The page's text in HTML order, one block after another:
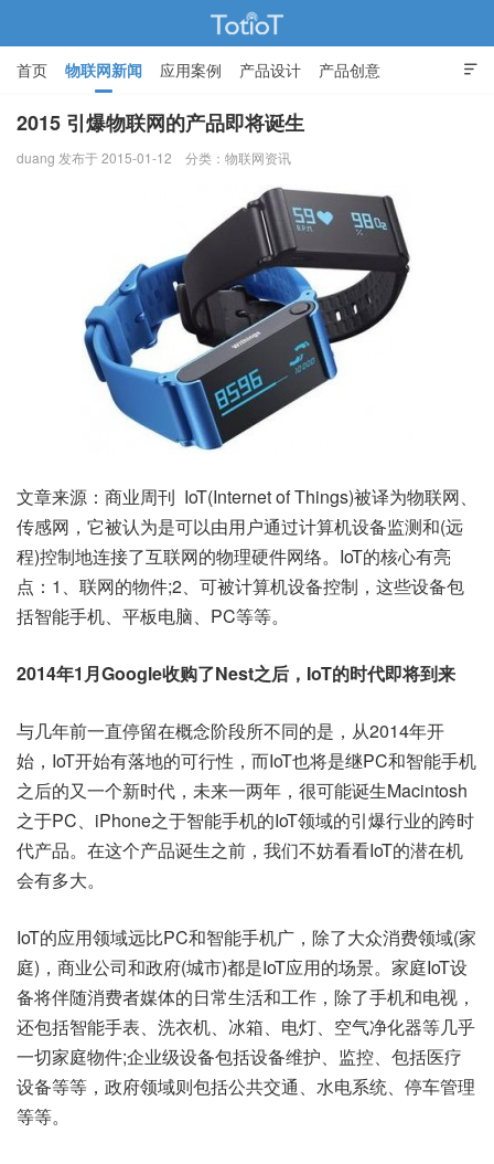
物联网的那些事 - Totiot

首页 物联网新闻 应用案例 产品设计 产品创意
智能家居
2015 引爆物联网的产品即将诞生
duang 发布于 2015-01-12 分类： 物联网资讯
文章来源：商业周刊 IoT(Internet of Things)被译为物联网、
传感网，它被认为是可以由用户通过计算机设备监测和(远
程)控制地连接了互联网的物理硬件网络。IoT的核心有亮
点：1、联网的物件;2、可被计算机设备控制，这些设备包
括智能手机、平板电脑、PC等等。
2014年1月Google收购了Nest之后，IoT的时代即将到来
与几年前一直停留在概念阶段所不同的是，从2014年开
始，IoT开始有落地的可行性，而IoT也将是继PC和智能手机
之后的又一个新时代，未来一两年，很可能诞生Macintosh
之于PC、iPhone之于智能手机的IoT领域的引爆行业的跨时
代产品。在这个产品诞生之前，我们不妨看看IoT的潜在机
会有多大。
IoT的应用领域远比PC和智能手机广，除了大众消费领域(家
庭)，商业公司和政府(城市)都是IoT应用的场景。家庭IoT设
备将伴随消费者媒体的日常生活和工作，除了手机和电视，
还包括智能手表、洗衣机、冰箱、电灯、空气净化器等几乎
一切家庭物件;企业级设备包括设备维护、监控、包括医疗
设备等等，政府领域则包括公共交通、水电系统、停车管理
等等。